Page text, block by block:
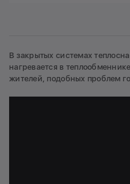
В закрытых системах
нагревается в
жителей, подобных проблем